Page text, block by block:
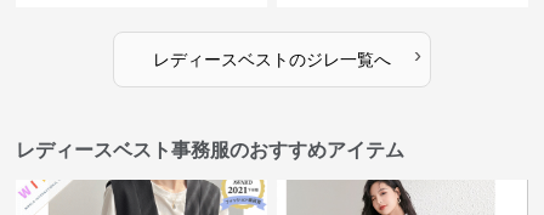
レディースベストのジレ一覧へ ›
レディースベスト事務服のおすすめアイテム